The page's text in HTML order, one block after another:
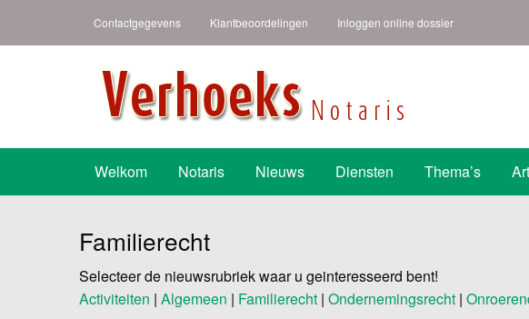
Contactgegevens Klantbeoordelingen Inloggen online dossier
Verhoeks Notaris |
Heldere taal een duidelijk verhaal
Welkom
Notaris Nieuws Diensten Thema’s
Familierecht
Selecteer de nieuwsrubriek waar u geinteresseerd bent!
Activiteiten | Algemeen | Familierecht | Ondernemingsrecht |